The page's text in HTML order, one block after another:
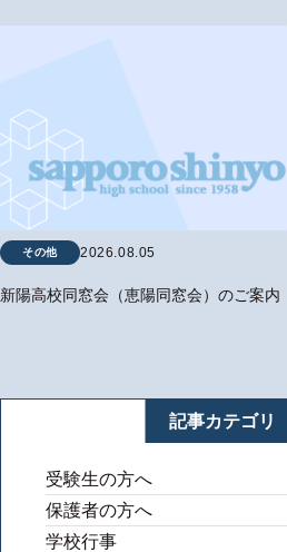
記事カテゴリ
受験生の方へ
保護者の方へ
学校行事
その他 2026.08.05
新陽高校同窓会（恵陽同窓会）のご案内